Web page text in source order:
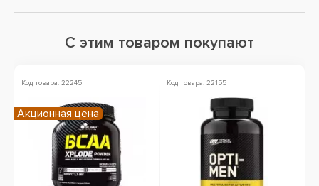
С этим товаром покупают
Код товара: 22245
Акционная цена
Код товара: 22155